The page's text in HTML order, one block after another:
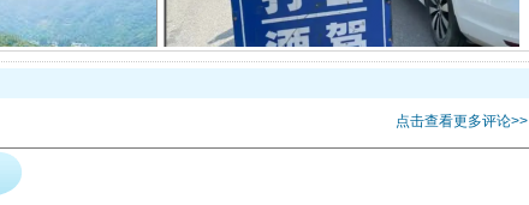
酒驾未被当场查获能处罚吗点击查看更多评论>>